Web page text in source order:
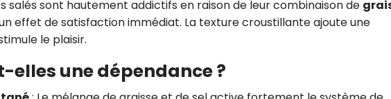
salés sont hautement addictifs en raison de leur combinaison de
effet de satisfaction immédiat. La texture croustillante ajoute une
le plaisir.
elles une dépendance ?